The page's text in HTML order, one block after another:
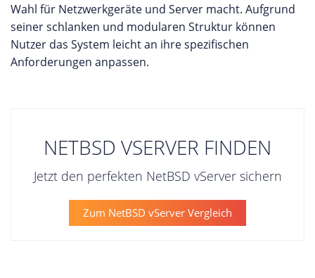
Wahl für Netzwerkgeräte und Server macht. Aufgrund
seiner schlanken und modularen Struktur können
Nutzer das System leicht an ihre spezifischen
Anforderungen anpassen.
NETBSD VSERVER FINDEN
Jetzt den perfekten NetBSD vServer sichern
Zum NetBSD vServer Vergleich